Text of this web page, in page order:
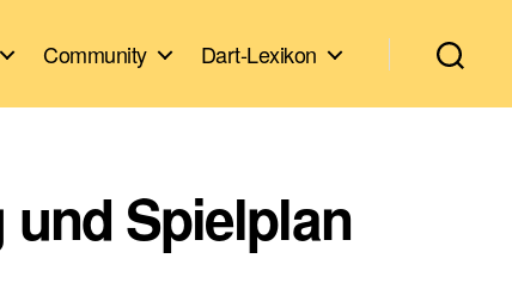
Community Dart-Lexikon
und Spielplan